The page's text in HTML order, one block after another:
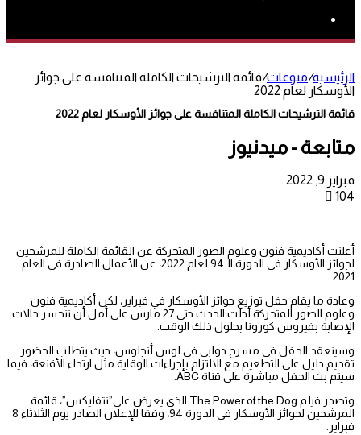
الرئيسية/منوعات/قائمة الترشيحات الكاملة المتنافسة على جوائز
الأوسكار لعام 2022
قائمة الترشيحات الكاملة المتنافسة على جوائز الأوسكار لعام 2022
متابعة - ميدنيوز
فبراير 9, 2022
104
أعلنت أكاديمية فنون وعلوم الصور المتحركة عن القائمة الكاملة للمرشحين
لجوائز الأوسكار في الدورة الـ94 لعام 2022، عن الأعمال الصادرة في العام
2021.
وعادة ما يقام حفل توزيع جوائز الأوسكار في فبراير، لكن أكاديمية فنون
وعلوم الصور المتحركة أجلت الحدث حتى 27 مارس على أمل أن تنحسر حالات
الإصابة بفيروس كورونا بحلول ذلك الوقت.
وسينعقد الحفل في مسرح دولبي في لوس أنجلوس، حيث يتطلب الحضور
تقديم دليل على التطعيم مع الالتزام بإجراءات الوقاية مثل ارتداء الأقنعة، فيما
سيتم بث الحفل مباشرة على قناة ABC.
وتصدر فيلم The Power of the Dog الذي يعرض على”نتفليكس”، قائمة
المرشحين لجوائز الأوسكار في الدورة 94، وفقا للإعلان الصادر يوم الثلاثاء 8
فبراير.